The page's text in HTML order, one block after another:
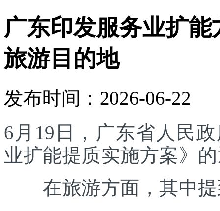
广东印发服务业扩
旅游目的地
发布时间：2026-06-22
6月19日，广东省人民
业扩能提质实施方案》
在旅游方面，其中提